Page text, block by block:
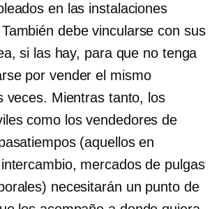
en las instalaciones
debe vincularse con sus
si las hay, para que no tenga
por vender el mismo
veces. Mientras tanto, los
como los vendedores de
(aquellos en
mercados de pulgas
necesitarán un punto de